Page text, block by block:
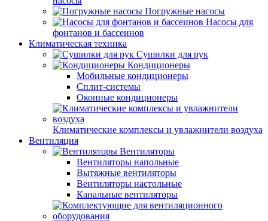
Погружные насосы
Насосы для
фонтанов и бассеинов
Климатическая техника
Сушилки для рук
Кондиционеры
Мобильные кондиционеры
Сплит-системы
Оконные кондиционеры
Климатические комплексы и увлажнители воздуха
Вентиляция
Вентиляторы
Вентиляторы напольные
Вытяжные вентиляторы
Вентиляторы настольные
Канальные вентиляторы